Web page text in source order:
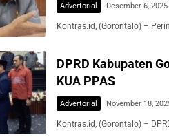
Advertorial Desember 6, 2025
Kontras.id, (Gorontalo) –
DPRD Kabupaten
KUA PPAS
Advertorial November 18,
Kontras.id, (Gorontalo) –